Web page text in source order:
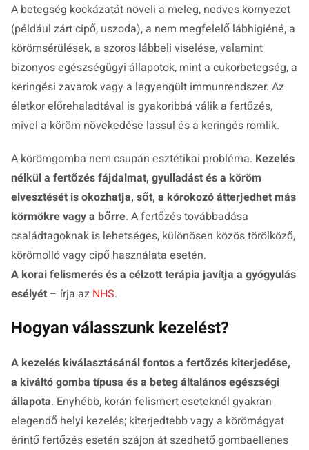
A betegség kockázatát növeli a meleg, nedves környezet
(például zárt cipő, uszoda), a nem megfelelő lábhigiéné, a
körömsérülések, a szoros lábbeli viselése, valamint
bizonyos egészségügyi állapotok, mint a cukorbetegség, a
keringési zavarok vagy a legyengült immunrendszer. Az
életkor előrehaladtával is gyakoribbá válik a fertőzés,
mivel a köröm növekedése lassul és a keringés romlik.
A körömgomba nem csupán esztétikai probléma. Kezelés
nélkül a fertőzés fájdalmat, gyulladást és a köröm
elvesztését is okozhatja, sőt, a kórokozó átterjedhet más
körmökre vagy a bőrre. A fertőzés továbbadása
családtagoknak is lehetséges, különösen közös törölköző,
körömolló vagy cipő használata esetén.
A korai felismerés és a célzott terápia javítja a gyógyulás
esélyét – írja az NHS.
Hogyan válasszunk kezelést?
A kezelés kiválasztásánál fontos a fertőzés kiterjedése,
a kiváltó gomba típusa és a beteg általános egészségi
állapota. Enyhébb, korán felismert eseteknél gyakran
elegendő helyi kezelés; kiterjedtebb vagy a körömágyat
érintő fertőzés esetén szájon át szedhető gombaellenes